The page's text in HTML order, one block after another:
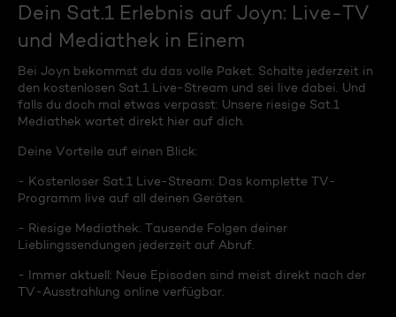
Dein Sat.1 Erlebnis auf Joyn: Live-TV
und Mediathek in Einem
Bei Joyn bekommst du das volle Paket. Schalte jederzeit in
den kostenlosen Sat.1 Live-Stream und sei live dabei. Und
falls du doch mal etwas verpasst: Unsere riesige Sat.1
Mediathek wartet direkt hier auf dich.
Deine Vorteile auf einen Blick:
- Kostenloser Sat.1 Live-Stream: Das komplette TV-
Programm live auf all deinen Geräten.
- Riesige Mediathek: Tausende Folgen deiner
Lieblingssendungen jederzeit auf Abruf.
- Immer aktuell: Neue Episoden sind meist direkt nach der
TV-Ausstrahlung online verfügbar.